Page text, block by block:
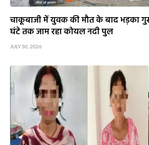
चाकूबाजी में युवक की मौत के बाद भड़का
घंटे तक जाम रहा कोयल नदी पुल
JULY 30, 2026